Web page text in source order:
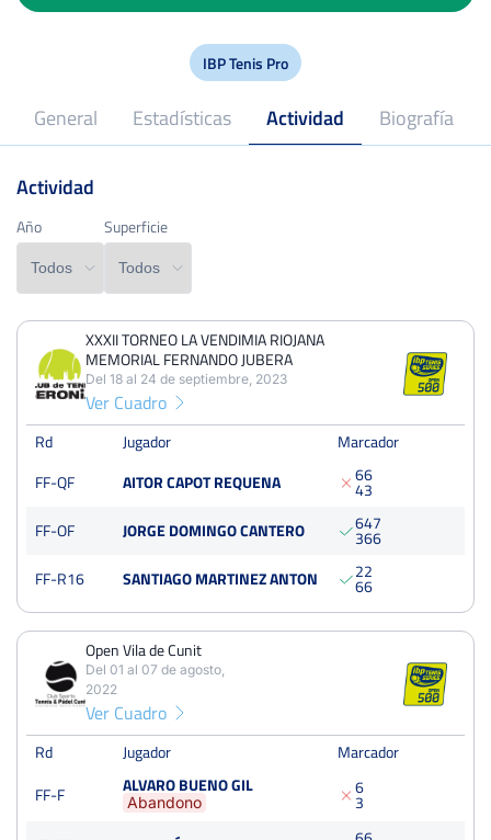
IBP Tenis Pro
General Estadísticas Actividad Biografía
Profesional desde
Año Superficie
PERDIDOSPARTIDOSGANADOS
4 13
PERDIDOS SETS
11 17
PERDIDOS JUEGOS GANADOS
134
XXXII TORNEO LA VENDIMIA RIOJANA MEMORIAL
FERNANDO JUBERA
Del 18 al 24 de septiembre, 2023
Cuartos
Dura
Open Vila de Cunit
Final
Actividad
Año Superficie
XXXII TORNEO LA VENDIMIA RIOJANA
MEMORIAL FERNANDO JUBERA
Del 18 al 24 de septiembre, 2023
Ver Cuadro
Rd Jugador
Marcador
FF-QF
AITOR CAPOT REQUENA 6
4
6
3
FF-OF
JORGE DOMINGO CANTERO 6
3
4
6
7
6
FF-R16
SANTIAGO MARTINEZ ANTON 2
6
2
6
Open Vila de Cunit
Del 01 al 07 de agosto,
2022
Ver Cuadro
Rd Jugador
Marcador
FF-F
ALVARO BUENO GIL
Abandono
6
3